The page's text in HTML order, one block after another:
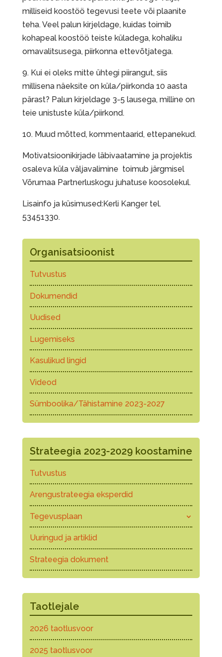
milliseid koostöö tegevusi teete või plaanite
teha. Veel palun kirjeldage, kuidas toimib
kohapeal koostöö teiste küladega, kohaliku
omavalitsusega, piirkonna ettevõtjatega.
9. Kui ei oleks mitte ühtegi piirangut, siis
millisena näeksite on küla/piirkonda 10 aasta
pärast? Palun kirjeldage 3-5 lausega, milline on
teie unistuste küla/piirkond.
10. Muud mõtted, kommentaarid, ettepanekud.
Motivatsioonikirjade läbivaatamine ja projektis
osaleva küla väljavalimine toimub järgmisel
Võrumaa Partnerluskogu juhatuse koosolekul.
Lisainfo ja küsimused:Kerli Kanger tel.
53451330.
Organisatsioonist
Tutvustus
Dokumendid
Uudised
Lugemiseks
Kasulikud lingid
Videod
Sümboolika/Tähistamine 2023-2027
Strateegia 2023-2029 koostamine
Tutvustus
Arengustrateegia eksperdid
Tegevusplaan
Uuringud ja artiklid
Strateegia dokument
Taotlejale
2026 taotlusvoor
2025 taotlusvoor